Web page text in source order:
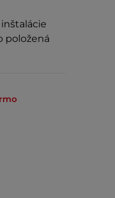
položená